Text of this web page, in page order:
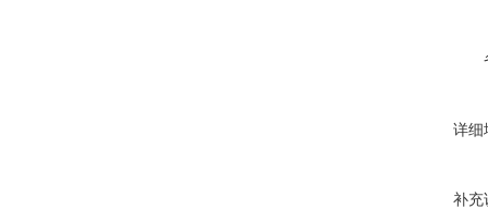
详细
补充